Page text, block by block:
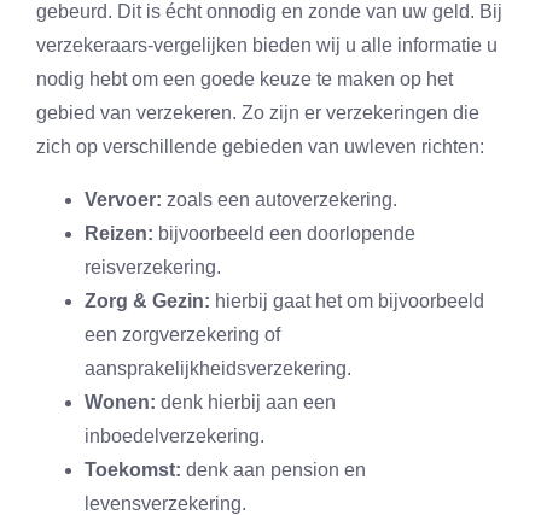
gebeurd. Dit is écht onnodig en zonde van uw geld. Bij
verzekeraars-vergelijken bieden wij u alle informatie u
nodig hebt om een goede keuze te maken op het
gebied van verzekeren. Zo zijn er verzekeringen die
zich op verschillende gebieden van uwleven richten:
Vervoer: zoals een autoverzekering.
Reizen: bijvoorbeeld een doorlopende
reisverzekering.
Zorg & Gezin: hierbij gaat het om bijvoorbeeld
een zorgverzekering of
aansprakelijkheidsverzekering.
Wonen: denk hierbij aan een
inboedelverzekering.
Toekomst: denk aan pension en
levensverzekering.